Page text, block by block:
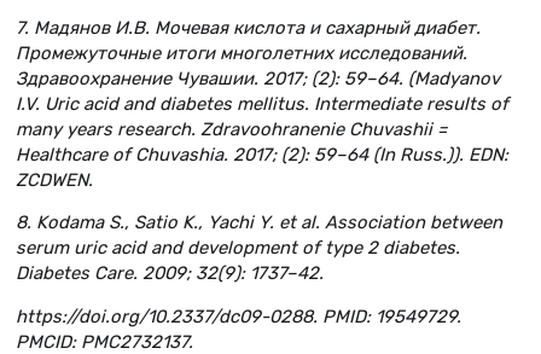
7. Мадянов И.В. Мочевая кислота и сахарный диабет.
Промежуточные итоги многолетних исследований.
Здравоохранение Чувашии. 2017; (2): 59–64. (Madyanov
I.V. Uric acid and diabetes mellitus. Intermediate results of
many years research. Zdravoohranenie Chuvashii =
Healthcare of Chuvashia. 2017; (2): 59–64 (In Russ.)). EDN:
ZCDWEN.
8. Kodama S., Satio K., Yachi Y. et al. Association between
serum uric acid and development of type 2 diabetes.
Diabetes Care. 2009; 32(9): 1737–42.
https://doi.org/10.2337/dc09-0288. PMID: 19549729.
PMCID: PMC2732137.